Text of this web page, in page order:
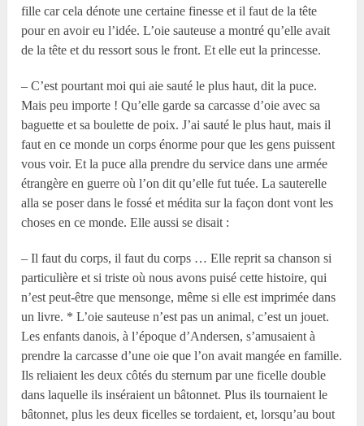
fille car cela dénote une certaine finesse et il faut de la tête
pour en avoir eu l’idée. L’oie sauteuse a montré qu’elle avait
de la tête et du ressort sous le front. Et elle eut la princesse.
– C’est pourtant moi qui aie sauté le plus haut, dit la puce.
Mais peu importe ! Qu’elle garde sa carcasse d’oie avec sa
baguette et sa boulette de poix. J’ai sauté le plus haut, mais il
faut en ce monde un corps énorme pour que les gens puissent
vous voir. Et la puce alla prendre du service dans une armée
étrangère en guerre où l’on dit qu’elle fut tuée. La sauterelle
alla se poser dans le fossé et médita sur la façon dont vont les
choses en ce monde. Elle aussi se disait :
– Il faut du corps, il faut du corps … Elle reprit sa chanson si
particulière et si triste où nous avons puisé cette histoire, qui
n’est peut-être que mensonge, même si elle est imprimée dans
un livre. * L’oie sauteuse n’est pas un animal, c’est un jouet.
Les enfants danois, à l’époque d’Andersen, s’amusaient à
prendre la carcasse d’une oie que l’on avait mangée en famille.
Ils reliaient les deux côtés du sternum par une ficelle double
dans laquelle ils inséraient un bâtonnet. Plus ils tournaient le
bâtonnet, plus les deux ficelles se tordaient, et, lorsqu’au bout